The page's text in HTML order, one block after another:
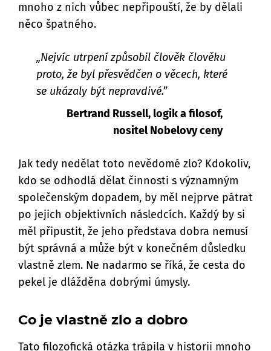
mnoho z nich vůbec nepřipouští, že by dělali
něco špatného.
„Nejvíc utrpení způsobil člověk člověku
proto, že byl přesvědčen o věcech, které
se ukázaly být nepravdivé.”
Bertrand Russell, logik a filosof,
nositel Nobelovy ceny
Jak tedy nedělat toto nevědomé zlo? Kdokoliv,
kdo se odhodlá dělat činnosti s významným
společenským dopadem, by měl nejprve pátrat
po jejich objektivních následcích. Každý by si
měl připustit, že jeho představa dobra nemusí
být správná a může být v konečném důsledku
vlastně zlem. Ne nadarmo se říká, že cesta do
pekel je dlážděna dobrými úmysly.
Co je vlastně zlo a dobro
Tato filozofická otázka trápila v historii mnoho